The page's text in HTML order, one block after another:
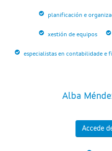
planificación e
xestión de equipos
especialistas en contabilidade e
Alba
Accede